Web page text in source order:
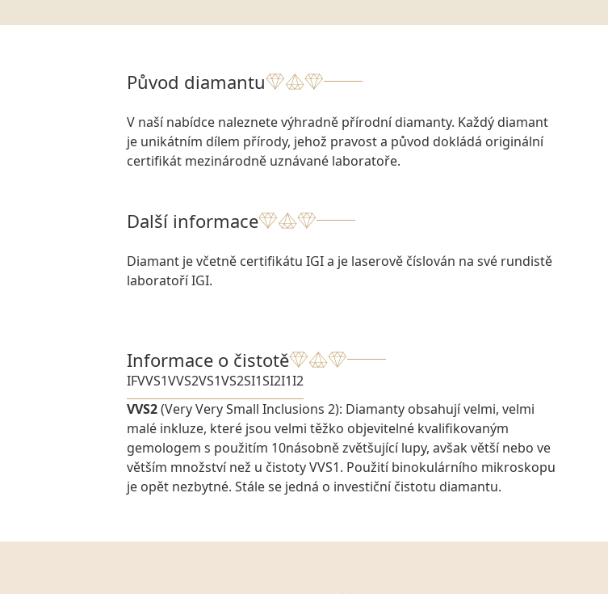
Původ diamantu
V naší nabídce naleznete výhradně přírodní diamanty. Každý diamant
je unikátním dílem přírody, jehož pravost a původ dokládá originální
certifikát mezinárodně uznávané laboratoře.
Další informace
Diamant je včetně certifikátu IGI a je laserově číslován na své rundistě
laboratoří IGI.
Informace o čistotě
IFVVS1VVS2VS1VS2SI1SI2I1I2
VVS2(Very Very Small Inclusions 2): Diamanty obsahují velmi, velmi
malé inkluze, které jsou velmi těžko objevitelné kvalifikovaným
gemologem s použitím 10násobně zvětšující lupy, avšak větší nebo ve
větším množství než u čistoty VVS1. Použití binokulárního mikroskopu
je opět nezbytné. Stále se jedná o investiční čistotu diamantu.